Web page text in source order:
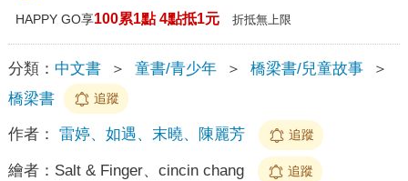
HAPPY GO享100累1點 4點抵1元 折抵無上限
分類： 中文書 ＞ 童書/青少年 ＞ 橋梁書/兒童故事
＞
橋梁書
追蹤
作者： 雷婷、如遇、末曉、陳麗芳 追蹤
繪者： Salt & Finger、cincin chang 追蹤